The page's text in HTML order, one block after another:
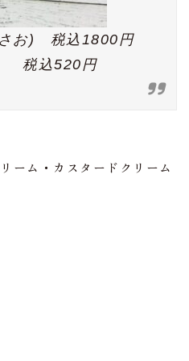
お) 税込1800円
税込520円
ーム・カスタードクリーム